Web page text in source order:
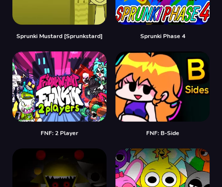
Sprunki Mustard [Sprunkstard] Sprunki Phase 4
FNF: 2 Player FNF: B-Side